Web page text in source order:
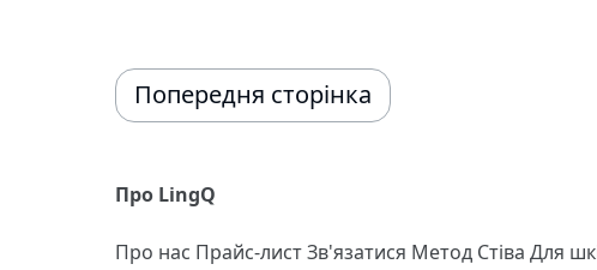
Попередня сторінка
Про LingQ
Про нас Прайс-листЗв'язатися Метод Стіва Для